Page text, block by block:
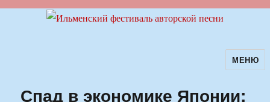
Ильменский фестиваль авторскойМЕНЮ
Спад в экономике Японии: